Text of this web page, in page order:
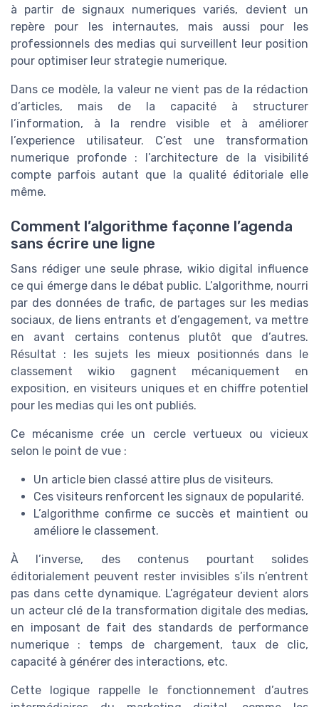
à partir de signaux numeriques variés, devient un
repère pour les internautes, mais aussi pour les
professionnels des medias qui surveillent leur position
pour optimiser leur strategie numerique.
Dans ce modèle, la valeur ne vient pas de la rédaction
d’articles, mais de la capacité à structurer
l’information, à la rendre visible et à améliorer
l’experience utilisateur. C’est une transformation
numerique profonde : l’architecture de la visibilité
compte parfois autant que la qualité éditoriale elle
même.
Comment l’algorithme façonne l’agenda
sans écrire une ligne
Sans rédiger une seule phrase, wikio digital influence
ce qui émerge dans le débat public. L’algorithme, nourri
par des données de trafic, de partages sur les medias
sociaux, de liens entrants et d’engagement, va mettre
en avant certains contenus plutôt que d’autres.
Résultat : les sujets les mieux positionnés dans le
classement wikio gagnent mécaniquement en
exposition, en visiteurs uniques et en chiffre potentiel
pour les medias qui les ont publiés.
Ce mécanisme crée un cercle vertueux ou vicieux
selon le point de vue :
Un article bien classé attire plus de visiteurs.
Ces visiteurs renforcent les signaux de popularité.
L’algorithme confirme ce succès et maintient ou
améliore le classement.
À l’inverse, des contenus pourtant solides
éditorialement peuvent rester invisibles s’ils n’entrent
pas dans cette dynamique. L’agrégateur devient alors
un acteur clé de la transformation digitale des medias,
en imposant de fait des standards de performance
numerique : temps de chargement, taux de clic,
capacité à générer des interactions, etc.
Cette logique rappelle le fonctionnement d’autres